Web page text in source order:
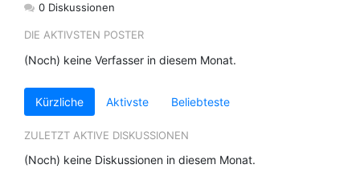
0 Diskussionen
DIE AKTIVSTEN POSTER
(Noch) keine Verfasser in diesem Monat.
Kürzliche Aktivste Beliebteste
ZULETZT AKTIVE DISKUSSIONEN
(Noch) keine Diskussionen in diesem Monat.